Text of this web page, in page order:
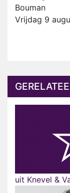
Bouman
Vrijdag 9
uit Knevel &